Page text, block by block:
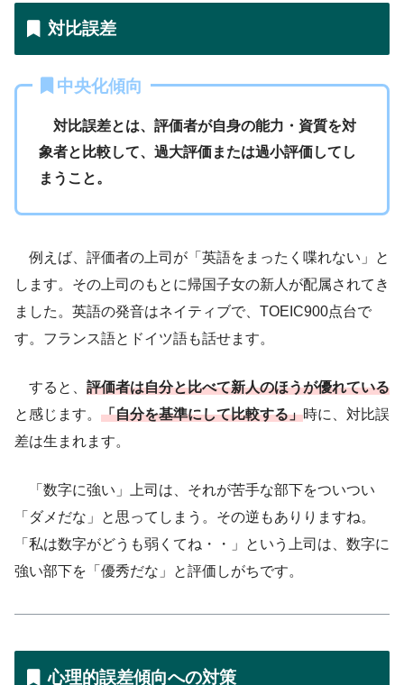
対比誤差
中央化傾向
対比誤差とは、評価者が自身の能力・資質を対
象者と比較して、過大評価または過小評価してし
まうこと。
例えば、評価者の上司が「英語をまったく喋れない」と
します。その上司のもとに帰国子女の新人が配属されてき
ました。英語の発音はネイティブで、TOEIC900点台で
す。フランス語とドイツ語も話せます。
すると、 評価者は自分と比べて新人のほうが優れている
と感じます。 「自分を基準にして比較する」時に、対比誤
差は生まれます。
「数字に強い」上司は、それが苦手な部下をついつい
「ダメだな」と思ってしまう。その逆もありりますね。
「私は数字がどうも弱くてね・・」という上司は、数字に
強い部下を「優秀だな」と評価しがちです。
心理的誤差傾向への対策